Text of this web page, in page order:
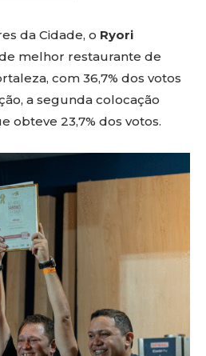
da Cidade, o Ryori
melhor restaurante de
com 36,7% dos votos
a segunda colocação
obteve 23,7% dos votos.